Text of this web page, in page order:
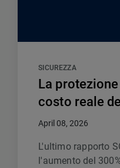
SICUREZZA
La
costo reale
April 08, 2026
L'ultimo rapporto
l'aumento del